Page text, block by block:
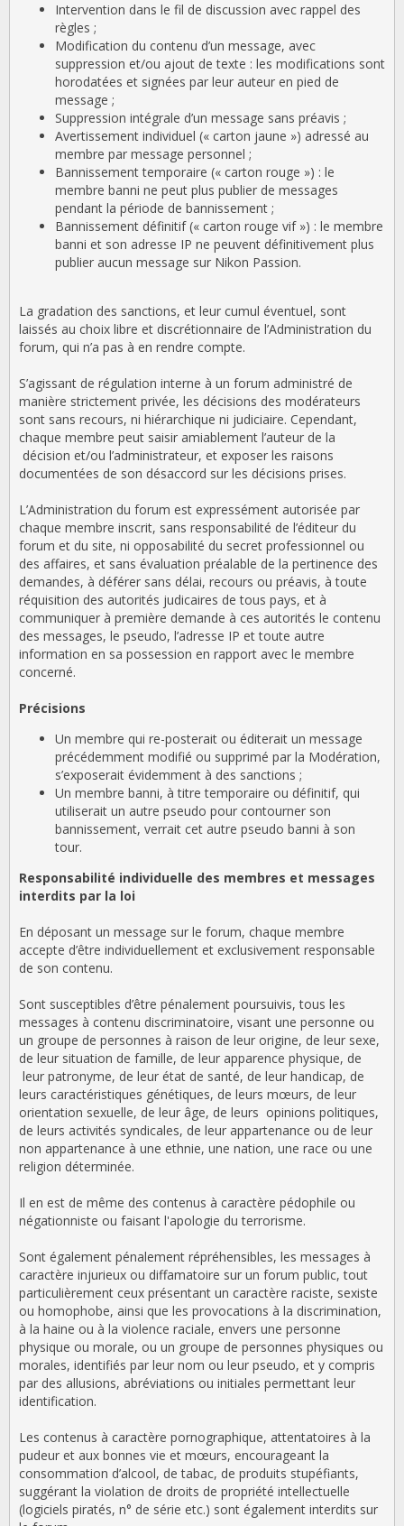
Intervention dans le fil de discussion avec rappel des
règles ;
Modification du contenu d’un message, avec
suppression et/ou ajout de texte : les modifications sont
horodatées et signées par leur auteur en pied de
message ;
Suppression intégrale d’un message sans préavis ;
Avertissement individuel (« carton jaune ») adressé au
membre par message personnel ;
Bannissement temporaire (« carton rouge ») : le
membre banni ne peut plus publier de messages
pendant la période de bannissement ;
Bannissement définitif (« carton rouge vif ») : le membre
banni et son adresse IP ne peuvent définitivement plus
publier aucun message sur Nikon Passion.
La gradation des sanctions, et leur cumul éventuel, sont
laissés au choix libre et discrétionnaire de l’Administration du
forum, qui n’a pas à en rendre compte.
S’agissant de régulation interne à un forum administré de
manière strictement privée, les décisions des modérateurs
sont sans recours, ni hiérarchique ni judiciaire. Cependant,
chaque membre peut saisir amiablement l’auteur de la
décision et/ou l’administrateur, et exposer les raisons
documentées de son désaccord sur les décisions prises.
L’Administration du forum est expressément autorisée par
chaque membre inscrit, sans responsabilité de l’éditeur du
forum et du site, ni opposabilité du secret professionnel ou
des affaires, et sans évaluation préalable de la pertinence des
demandes, à déférer sans délai, recours ou préavis, à toute
réquisition des autorités judicaires de tous pays, et à
communiquer à première demande à ces autorités le contenu
des messages, le pseudo, l’adresse IP et toute autre
information en sa possession en rapport avec le membre
concerné.
Précisions
Un membre qui re-posterait ou éditerait un message
précédemment modifié ou supprimé par la Modération,
s’exposerait évidemment à des sanctions ;
Un membre banni, à titre temporaire ou définitif, qui
utiliserait un autre pseudo pour contourner son
bannissement, verrait cet autre pseudo banni à son
tour.
Responsabilité individuelle des membres et messages
interdits par la loi
En déposant un message sur le forum, chaque membre
accepte d’être individuellement et exclusivement responsable
de son contenu.
Sont susceptibles d’être pénalement poursuivis, tous les
messages à contenu discriminatoire, visant une personne ou
un groupe de personnes à raison de leur origine, de leur sexe,
de leur situation de famille, de leur apparence physique, de
leur patronyme, de leur état de santé, de leur handicap, de
leurs caractéristiques génétiques, de leurs mœurs, de leur
orientation sexuelle, de leur âge, de leurs opinions politiques,
de leurs activités syndicales, de leur appartenance ou de leur
non appartenance à une ethnie, une nation, une race ou une
religion déterminée.
Il en est de même des contenus à caractère pédophile ou
négationniste ou faisant l'apologie du terrorisme.
Sont également pénalement répréhensibles, les messages à
caractère injurieux ou diffamatoire sur un forum public, tout
particulièrement ceux présentant un caractère raciste, sexiste
ou homophobe, ainsi que les provocations à la discrimination,
à la haine ou à la violence raciale, envers une personne
physique ou morale, ou un groupe de personnes physiques ou
morales, identifiés par leur nom ou leur pseudo, et y compris
par des allusions, abréviations ou initiales permettant leur
identification.
Les contenus à caractère pornographique, attentatoires à la
pudeur et aux bonnes vie et mœurs, encourageant la
consommation d’alcool, de tabac, de produits stupéfiants,
suggérant la violation de droits de propriété intellectuelle
(logiciels piratés, n° de série etc.) sont également interdits sur